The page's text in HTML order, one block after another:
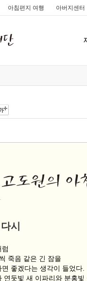
아침편지 여행 아버지센터
시
죽음 같은 긴 잠을
좋겠다는 생각이 들었다.
연둣빛 새 이파리와 분홍빛